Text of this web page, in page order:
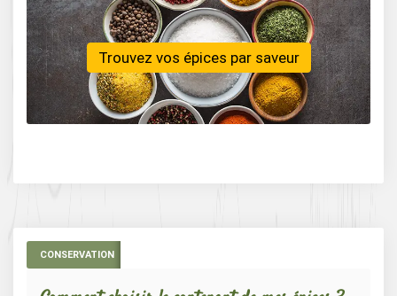
Trouvez vos épices par saveur
CONSERVATION